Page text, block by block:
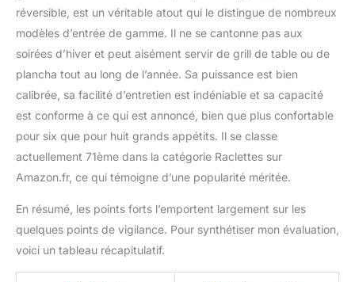
réversible, est un véritable atout qui le distingue de nombreux
modèles d’entrée de gamme. Il ne se cantonne pas aux
soirées d’hiver et peut aisément servir de grill de table ou de
plancha tout au long de l’année. Sa puissance est bien
calibrée, sa facilité d’entretien est indéniable et sa capacité
est conforme à ce qui est annoncé, bien que plus confortable
pour six que pour huit grands appétits. Il se classe
actuellement 71ème dans la catégorie Raclettes sur
Amazon.fr, ce qui témoigne d’une popularité méritée.
En résumé, les points forts l’emportent largement sur les
quelques points de vigilance. Pour synthétiser mon évaluation,
voici un tableau récapitulatif.